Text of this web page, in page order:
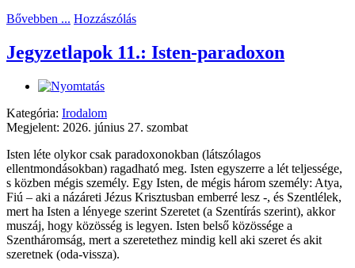
Bővebben ... Hozzászólás
Jegyzetlapok 11.: Isten-paradoxon
Kategória: Irodalom
Megjelent: 2026. június 27. szombat
Isten léte olykor csak paradoxonokban (látszólagos
ellentmondásokban) ragadható meg. Isten egyszerre a lét teljessége,
s közben mégis személy. Egy Isten, de mégis három személy: Atya,
Fiú – aki a názáreti Jézus Krisztusban emberré lesz -, és Szentlélek,
mert ha Isten a lényege szerint Szeretet (a Szentírás szerint), akkor
muszáj, hogy közösség is legyen. Isten belső közössége a
Szentháromság, mert a szeretethez mindig kell aki szeret és akit
szeretnek (oda-vissza).